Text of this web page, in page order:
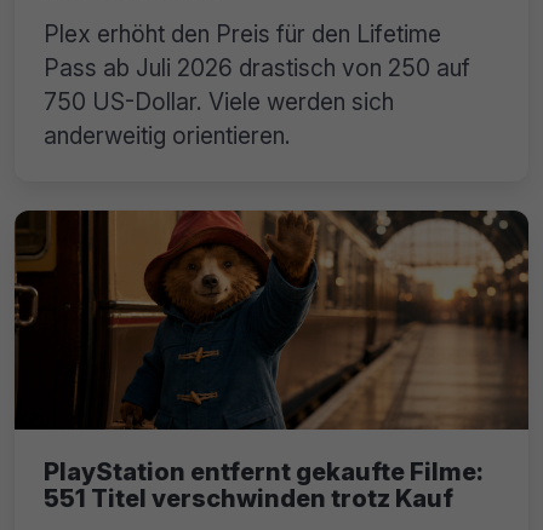
Plex erhöht den Preis für den Lifetime
Pass ab Juli 2026 drastisch von 250 auf
750 US-Dollar. Viele werden sich
anderweitig orientieren.
PlayStation entfernt gekaufte Filme:
551 Titel verschwinden trotz Kauf